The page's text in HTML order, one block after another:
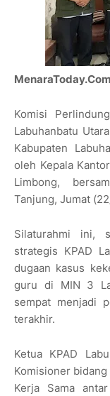
Komisi
Labuhanbatu
Kabupaten
oleh Kepala
Limbong,
Tanjung, Jumat
Silaturahmi ini,
strategis KPAD
dugaan kasus
guru di MIN 3
sempat menjadi
terakhir.
Ketua KPAD
Komisioner
Kerja Sama